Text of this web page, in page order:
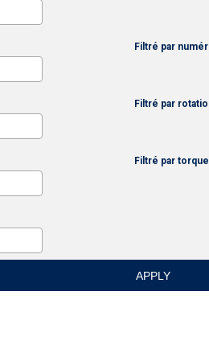
Filtré par
Filtré par
Filtré par torque
APPLY